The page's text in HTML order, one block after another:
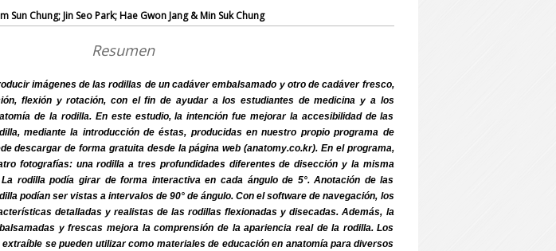
Sun Chung; Jin Seo Park; Hae Gwon Jang & Min Suk Chung
Resumen
imágenes de las rodillas de un cadáver embalsamado y otro de cadáver fresco,
flexión y rotación, con el fin de ayudar a los estudiantes de medicina y a los
de la rodilla. En este estudio, la intención fue mejorar la accesibilidad de las
mediante la introducción de éstas, producidas en nuestro propio programa de
descargar de forma gratuita desde la página web (anatomy.co.kr). En el programa,
fotografías: una rodilla a tres profundidades diferentes de disección y la misma
rodilla podía girar de forma interactiva en cada ángulo de 5°. Anotación de las
podían ser vistas a intervalos de 90° de ángulo. Con el software de navegación, los
detalladas y realistas de las rodillas flexionadas y disecadas. Además, la
y frescas mejora la comprensión de la apariencia real de la rodilla. Los
se pueden utilizar como materiales de educación en anatomía para diversos